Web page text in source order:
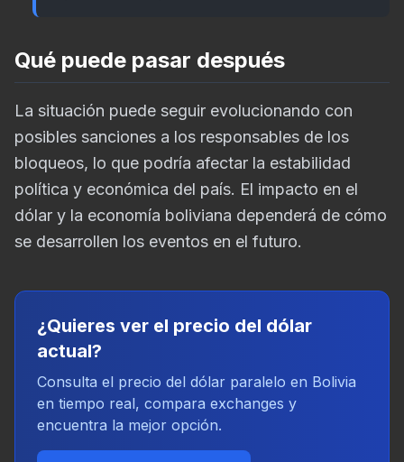
Qué puede pasar después
La situación puede seguir evolucionando con
posibles sanciones a los responsables de los
bloqueos, lo que podría afectar la estabilidad
política y económica del país. El impacto en el
dólar y la economía boliviana dependerá de cómo
se desarrollen los eventos en el futuro.
¿Quieres ver el precio del dólar
actual?
Consulta el precio del dólar paralelo en Bolivia
en tiempo real, compara exchanges y
encuentra la mejor opción.